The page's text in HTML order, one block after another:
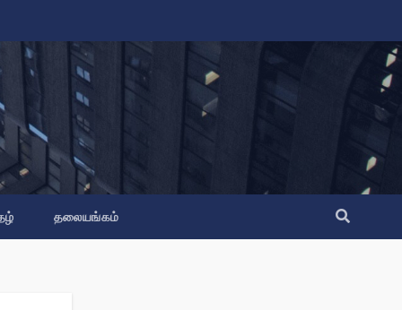
தலையங்கம்